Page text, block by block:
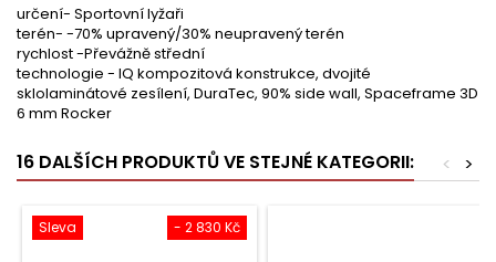
určení- Sportovní lyžaři
terén- -70% upravený/30% neupravený terén
rychlost -Převážně střední
technologie - IQ kompozitová konstrukce, dvojité
sklolaminátové zesílení, DuraTec, 90% side wall, Spaceframe 3D
6 mm Rocker
16 DALŠÍCH PRODUKTŮ VE STEJNÉ KATEGORII: >
<
- 2 830 Kč
Sleva